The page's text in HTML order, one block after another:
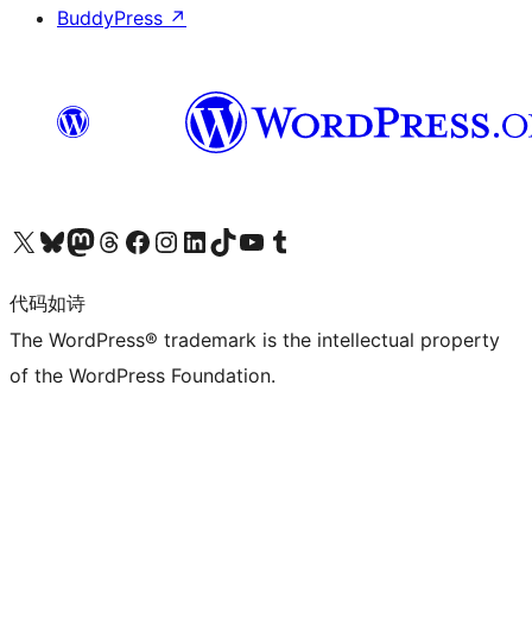
BuddyPress ↗
关注我们的 X（原 Twitter）账号访问我们的 Bluesky 账号关注我们的 Mastodon 账号访问我们的 Threads 账号 访问我们的 Facebook 公共主页关注我们的 Instagram 账号 关注我们的 LinkedIn 主页访问我们的 TikTok 账号访问我们的 YouTube 频道 访问我们的 Tumblr 账号
代码如诗
The WordPress® trademark is the intellectual property
of the WordPress Foundation.